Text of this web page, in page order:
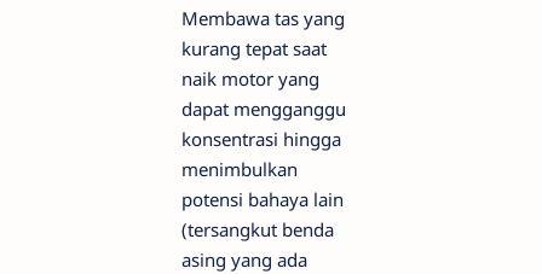
Membawa tas yang
kurang tepat saat
naik motor yang
dapat mengganggu
konsentrasi hingga
menimbulkan
potensi bahaya lain
(tersangkut benda
asing yang ada